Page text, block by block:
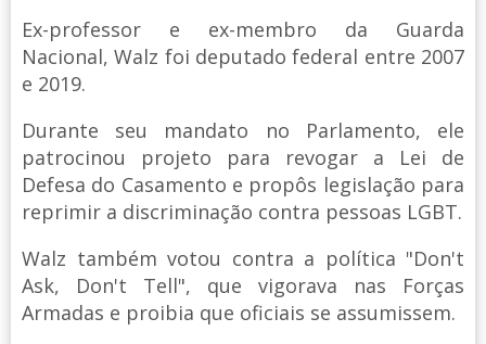
Ex-professor e ex-membro da Guarda
Nacional, Walz foi deputado federal entre 2007
e 2019.
Durante seu mandato no Parlamento, ele
patrocinou projeto para revogar a Lei de
Defesa do Casamento e propôs legislação para
reprimir a discriminação contra pessoas LGBT.
Walz também votou contra a política "Don't
Ask, Don't Tell", que vigorava nas Forças
Armadas e proibia que oficiais se assumissem.